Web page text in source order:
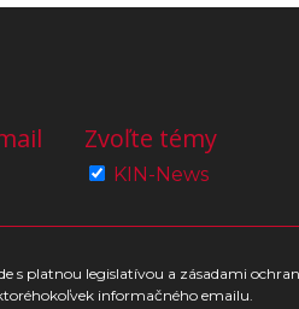
Zvoľte témy
KIN-News
s platnou legislatívou a zásadami
informačného emailu.